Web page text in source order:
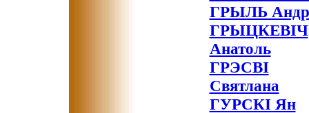
ГРЫЛЬ
ГРЫЦКЕВІЧ
Анатоль
ГРЭСВІ
Святлана
ГУРСКІ Ян